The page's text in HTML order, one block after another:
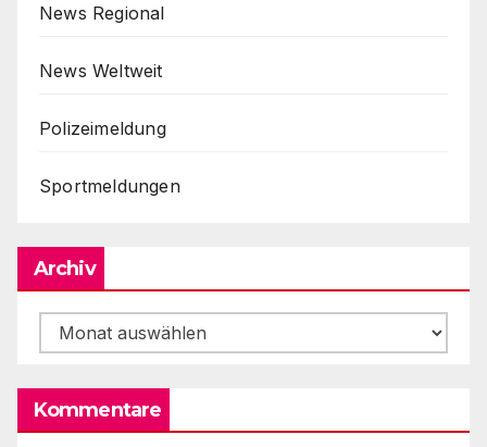
News Regional
News Weltweit
Polizeimeldung
Sportmeldungen
Archiv
Archiv
Kommentare